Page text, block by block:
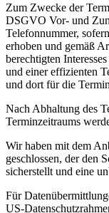
Zum Zwecke der
DSGVO Vor- und
Telefonnummer,
erhoben und gemäß
berechtigten
und einer effizienten
und dort für die
Nach Abhaltung des
Terminzeitraums
Wir haben mit dem
geschlossen, der den
sicherstellt und eine
Für
US-